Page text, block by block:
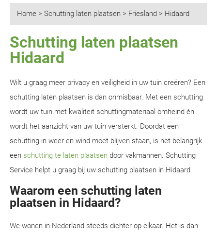
Home > Schutting laten plaatsen > Friesland > Hidaard
Schutting laten plaatsen
Hidaard
Wilt u graag meer privacy en veiligheid in uw tuin creëren? Een
schutting laten plaatsen is dan onmisbaar. Met een schutting
wordt uw tuin met kwaliteit schuttingmateriaal omheind én
wordt het aanzicht van uw tuin versterkt. Doordat een
schutting in weer en wind moet blijven staan, is het belangrijk
een schutting te laten plaatsen door vakmannen. Schutting
Service helpt u graag bij uw schutting plaatsen in Hidaard.
Waarom een schutting laten
plaatsen in Hidaard?
We wonen in Nederland steeds dichter op elkaar. Het is dan